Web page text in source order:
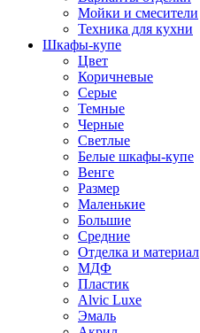
Мойки и смесители
Техника для кухни
Шкафы-купе
Цвет
Коричневые
Серые
Темные
Черные
Светлые
Белые шкафы-купе
Венге
Размер
Маленькие
Большие
Средние
Отделка и материал
МДФ
Пластик
Alvic Luxe
Эмаль